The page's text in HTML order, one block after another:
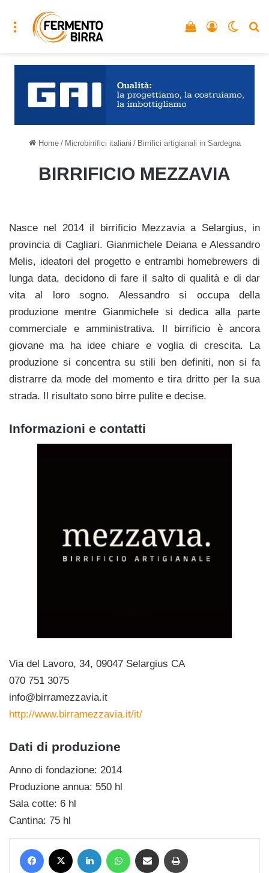
Menu Accedi
Vedi il carrello
Home / Microbirrifici italiani / Birrifici artigianali in Sardegna
BIRRIFICIO MEZZAVIA
Nasce nel 2014 il birrificio Mezzavia a Selargius, in
provincia di Cagliari. Gianmichele Deiana e Alessandro
Melis, ideatori del progetto e entrambi homebrewers di
lunga data, decidono di fare il salto di qualità e di dar
vita al loro sogno. Alessandro si occupa della
produzione mentre Gianmichele si dedica alla parte
commerciale e amministrativa. Il birrificio è ancora
giovane ma ha idee chiare e voglia di crescita. La
produzione si concentra su stili ben definiti, non si fa
distrarre da mode del momento e tira dritto per la sua
strada. Il risultato sono birre pulite e decise.
Informazioni e contatti
Via del Lavoro, 34, 09047 Selargius CA
070 751 3075
info@birramezzavia.it
http://www.birramezzavia.it/it/
Dati di produzione
Anno di fondazione: 2014
Produzione annua: 550 hl
Sala cotte: 6 hl
Cantina: 75 hl
Facebook LinkedIn WhatsApp Condividi via mail